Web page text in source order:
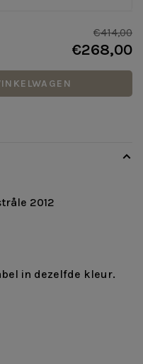
€414,00
€268,00
2012
in dezelfde kleur.